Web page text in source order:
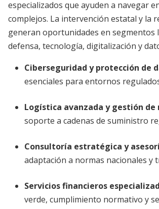
especializados que ayuden a navegar
complejos. La intervención estatal y la
generan oportunidades en segmentos
defensa, tecnología, digitalización y
Ciberseguridad y protección de
esenciales para entornos
Logística avanzada y gestión de
soporte a cadenas de suministro
Consultoría estratégica y
adaptación a normas nacionales y
Servicios financieros
verde, cumplimiento normativo y